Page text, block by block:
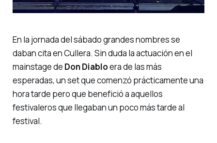
En la jornada del sábado grandes nombres se
daban cita en Cullera. Sin duda la actuación en el
mainstagede Don Diabloera de las más
esperadas, un set que comenzó prácticamente una
hora tarde pero que benefició a aquellos
festivaleros que llegaban un poco más tarde al
festival.